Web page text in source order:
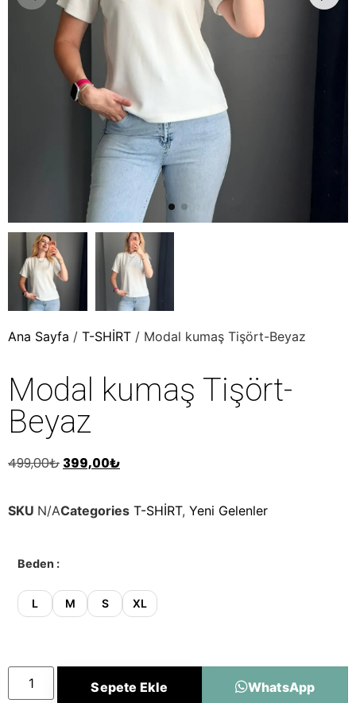
Ana Sayfa / T-SHİRT / Modal kumaş Tişört-Beyaz
Modal kumaş Tişört-
Beyaz
499,00₺ 399,00₺
SKU N/ACategories T-SHİRT, Yeni Gelenler
Beden
L M S XL
Sepete Ekle WhatsApp
Sweatshirt
T-SHİRT
Takımlar
Yeni Gelenler